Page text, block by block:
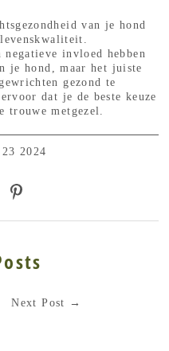
van je hond
negatieve invloed hebben
je hond, maar het juiste
gezond te
dat je de beste keuze
trouwe metgezel.
2024
Next Post →